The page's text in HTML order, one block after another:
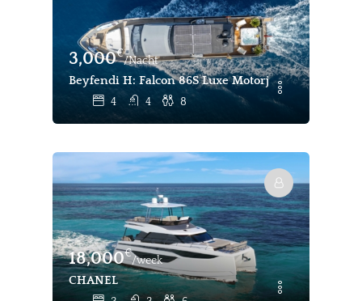
3,000€
/Nacht
Beyfendi H: Falcon 86S Luxe Motorjacht Wekelijks
4 4 8
18,000€
/week
CHANEL